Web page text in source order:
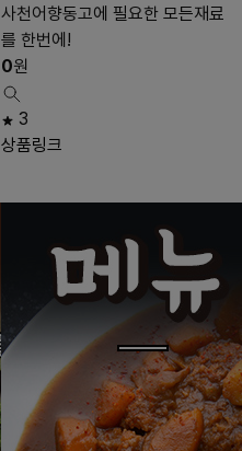
사천어향동고에 필요한 모든재료
를 한번에!
0원
3
상품링크